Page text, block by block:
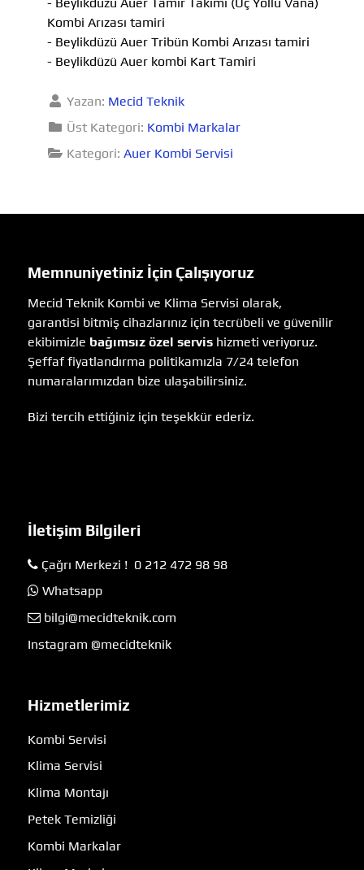
Kombi Arızası tamiri
- Beylikdüzü Auer Tribün Kombi Arızası tamiri
- Beylikdüzü Auer kombi Kart Tamiri
Yazan: Mecid Teknik
Üst Kategori: Kombi Markalar
Kategori: Auer Kombi Servisi
Memnuniyetiniz İçin Çalışıyoruz
Mecid Teknik Kombi ve Klima Servisi olarak,
garantisi bitmiş cihazlarınız için tecrübeli ve güvenilir
ekibimizle bağımsız özel servis hizmeti veriyoruz.
Şeffaf fiyatlandırma politikamızla 7/24 telefon
numaralarımızdan bize ulaşabilirsiniz.
Bizi tercih ettiğiniz için teşekkür ederiz.
İletişim Bilgileri
Çağrı Merkezi ! 0 212 472 98 98
Whatsapp
bilgi@mecidteknik.com
Instagram @mecidteknik
Hizmetlerimiz
Kombi Servisi
Klima Servisi
Klima Montajı
Petek Temizliği
Kombi Markalar